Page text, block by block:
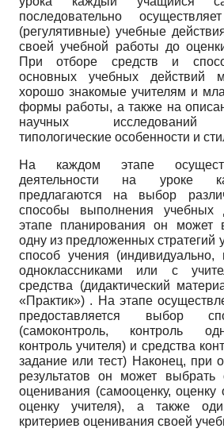
последовательно
(регулятивные) учебные
своей учебной работы до
При отборе средств и
основных учебных действий
хорошо знакомые учителям и
формы работы, а также на
научных исследований
типологические особенности и
На каждом этапе
деятельности на уроке
предлагаются на выбор
способы выполнения учебных
этапе планирования он может
одну из предложенных стратегий
способ учения
одноклассниками или с
средства (дидактический
«Практик») . На этапе
предоставляется выбор
(самоконтроль, контроль
контроль учителя) и средства
задание или тест) Наконец, при
результатов он может выбрать
оценивания (самооценку, оценку
оценку учителя), а также
критериев оценивания своей